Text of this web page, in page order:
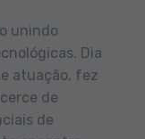
unindo
Dia
atuação, fez
de
de